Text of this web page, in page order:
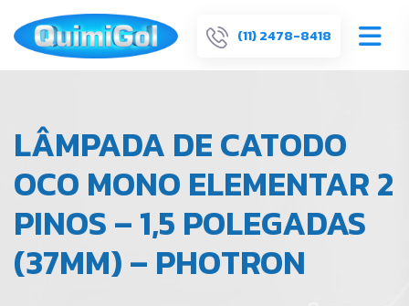
(11) 2478-8418
LÂMPADA DE CATODO
OCO MONO ELEMENTAR 2
PINOS – 1,5 POLEGADAS
(37MM) – PHOTRON